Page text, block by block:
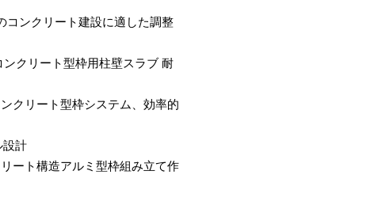
コンクリート建設に適した調整
クリート型枠用柱壁スラブ 耐
クリート型枠システム、効率的
設計
ート構造アルミ型枠組み立て作